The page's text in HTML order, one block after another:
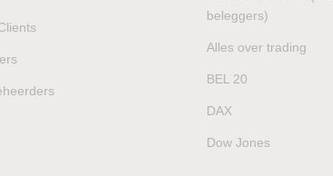
beleggers)
Alles over trading
BEL 20
DAX
Dow Jones